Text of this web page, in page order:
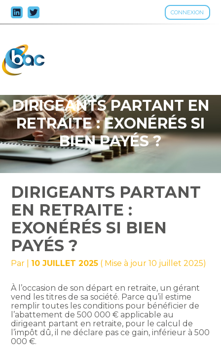
CONNEXION
Aller
au
DIRIGEANTS PARTANT EN
RETRAITE : EXONÉRÉS SI
BIEN PAYÉS ?
DIRIGEANTS PARTANT
EN RETRAITE :
EXONÉRÉS SI BIEN
PAYÉS ?
Par 10 JUILLET 2025 ( Mise à jour 10 juillet 2025)
À l’occasion de son départ en retraite, un gérant
vend les titres de sa société. Parce qu’il estime
remplir toutes les conditions pour bénéficier de
l’abattement de 500 000 € applicable au
dirigeant partant en retraite, pour le calcul de
l’impôt dû, il ne déclare pas ce gain, inférieur à 500
000 €.